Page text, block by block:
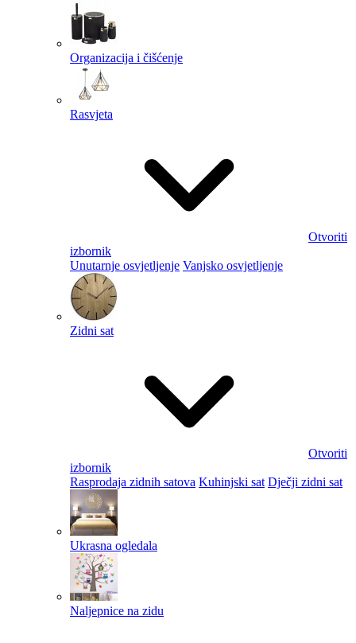
Organizacija i čišćenje
Rasvjeta
Otvoriti
izbornik
Unutarnje osvjetljenje Vanjsko osvjetljenje
Zidni sat
Otvoriti
izbornik
Rasprodaja zidnih satova Kuhinjski sat Dječji zidni sat
Ukrasna ogledala
Naljepnice na zidu